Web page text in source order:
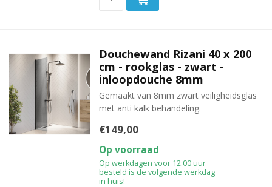
Douchewand Rizani 40 x 200
cm - rookglas - zwart -
inloopdouche 8mm
Gemaakt van 8mm zwart veiligheidsglas
met anti kalk behandeling.
€149,00
Op voorraad
Op werkdagen voor 12:00 uur
besteld is de volgende werkdag
in huis!